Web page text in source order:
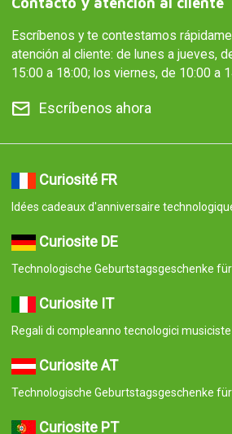
Escríbenos y te contestamos
atención al cliente: de lunes a jueves,
15:00 a 18:00; los viernes, de 10:00 a
Escríbenos ahora
Curiosité FR
Idées cadeaux d'anniversaire
Curiosite DE
Technologische Geburtstagsgeschenke
Curiosite IT
Regali di compleanno tecnologici musiciste
Curiosite AT
Technologische Geburtstagsgeschenke
Curiosite PT